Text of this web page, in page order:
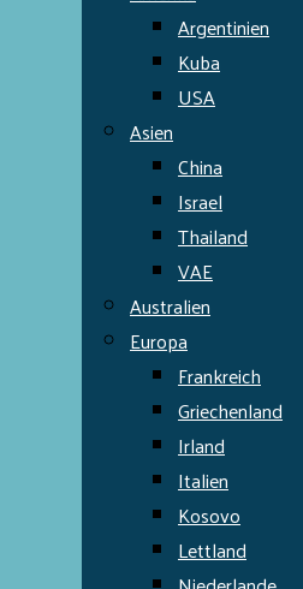
Argentinien
Kuba
USA
Asien
China
Israel
Thailand
VAE
Australien
Europa
Frankreich
Griechenland
Irland
Italien
Kosovo
Lettland